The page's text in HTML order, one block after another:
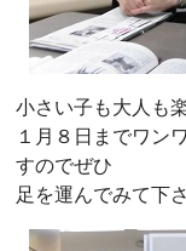
小さい子も大人も
１月８日までワン
すのでぜひ
足を運んでみて下